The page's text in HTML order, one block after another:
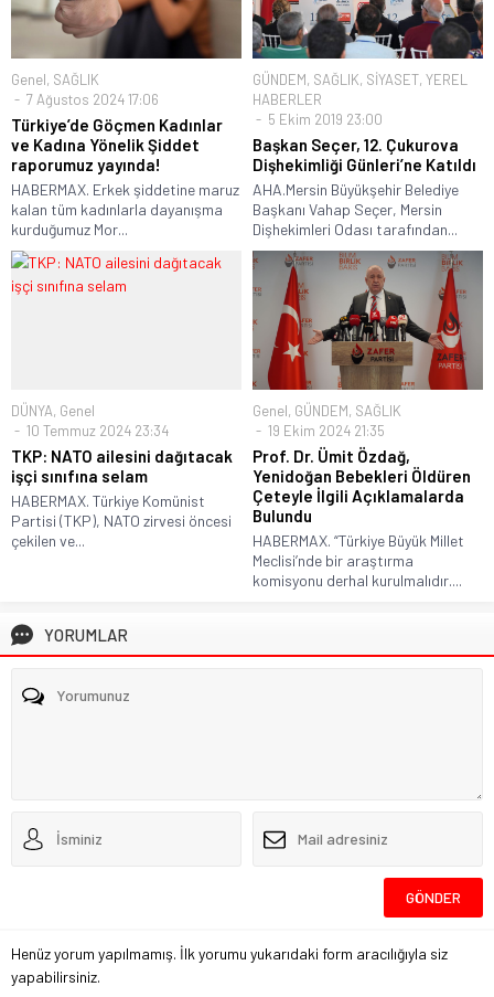
Genel, SAĞLIK
7 Ağustos 2024 17:06
Türkiye’de Göçmen Kadınlar
ve Kadına Yönelik Şiddet
raporumuz yayında!
HABERMAX. Erkek şiddetine maruz
kalan tüm kadınlarla dayanışma
kurduğumuz Mor...
GÜNDEM, SAĞLIK, SİYASET, YEREL
HABERLER
5 Ekim 2019 23:00
Başkan Seçer, 12. Çukurova
Dişhekimliği Günleri’ne Katıldı
AHA.Mersin Büyükşehir Belediye
Başkanı Vahap Seçer, Mersin
Dişhekimleri Odası tarafından...
DÜNYA, Genel
10 Temmuz 2024 23:34
TKP: NATO ailesini dağıtacak
işçi sınıfına selam
HABERMAX. Türkiye Komünist
Partisi (TKP), NATO zirvesi öncesi
çekilen ve...
Genel, GÜNDEM, SAĞLIK
19 Ekim 2024 21:35
Prof. Dr. Ümit Özdağ,
Yenidoğan Bebekleri Öldüren
Çeteyle İlgili Açıklamalarda
Bulundu
HABERMAX. “Türkiye Büyük Millet
Meclisi’nde bir araştırma
komisyonu derhal kurulmalıdır....
YORUMLAR
Henüz yorum yapılmamış. İlk yorumu yukarıdaki form aracılığıyla siz
yapabilirsiniz.